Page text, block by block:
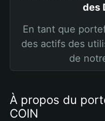
des
En tant que
des actifs des
de
À propos du
COIN